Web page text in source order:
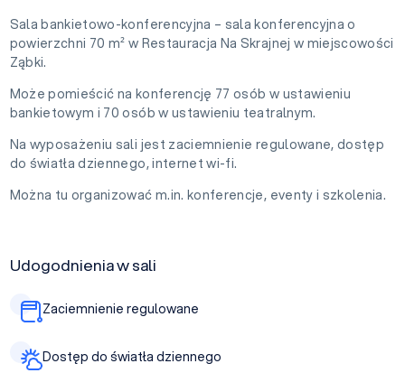
Sala bankietowo-konferencyjna – sala konferencyjna o
powierzchni 70 m² w Restauracja Na Skrajnej w miejscowości
Ząbki.
Może pomieścić na konferencję 77 osób w ustawieniu
bankietowym i 70 osób w ustawieniu teatralnym.
Na wyposażeniu sali jest zaciemnienie regulowane, dostęp
do światła dziennego, internet wi-fi.
Można tu organizować m.in. konferencje, eventy i szkolenia.
Udogodnienia w sali
Zaciemnienie regulowane
Dostęp do światła dziennego